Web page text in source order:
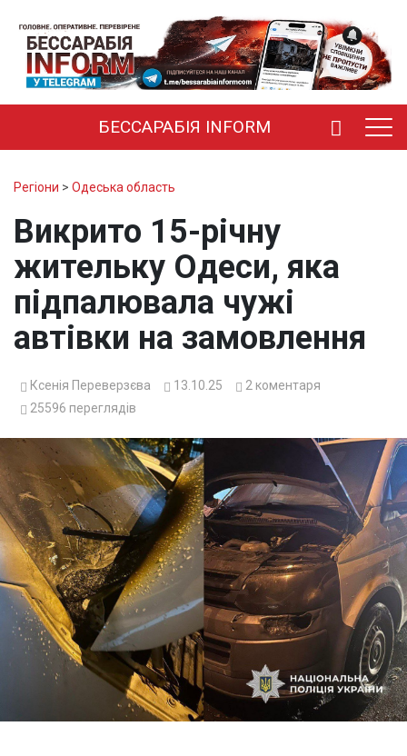
БЕССАРАБІЯ INFORM
Регіони > Одеська область
Викрито 15-річну
жительку Одеси, яка
підпалювала чужі
автівки на замовлення
Ксенія Переверзєва 13.10.25 2 коментаря
25596 переглядів